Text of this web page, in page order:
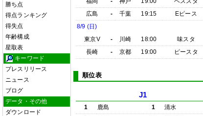
勝ち点
得点ランキング
得失点
年齢構成
星取表
キーワード
プレスリリース
ニュース
ブログ
データ・その他
ダウンロード
広島
- 千葉 19:15
Eピース
8/9 (日)
東京V
- 川崎 18:00
味スタ
長崎
- 京都 19:00 ピースタ
順位表
J1
1 鹿島 1
清水